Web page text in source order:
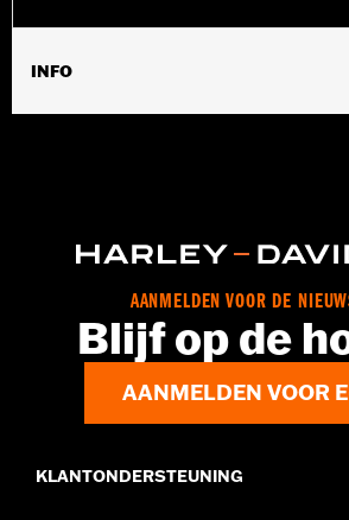
INFO
asborgbouten en oliekeerringen
AANMELDEN VOOR DE
Blijf op de
AANMELDEN VOOR
KLANTONDERSTEUNING